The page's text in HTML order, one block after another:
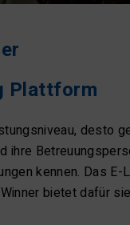
Plattform
desto
ihre
kennen. Das E-
bietet dafür